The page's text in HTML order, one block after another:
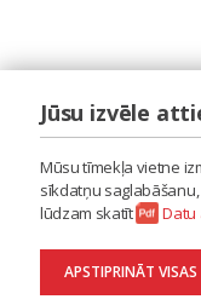
Jūsu izvēle
Mūsu tīmekļa vietne
sīkdatņu
lūdzam skatīt
Datu
APSTIPRINĀT VISAS